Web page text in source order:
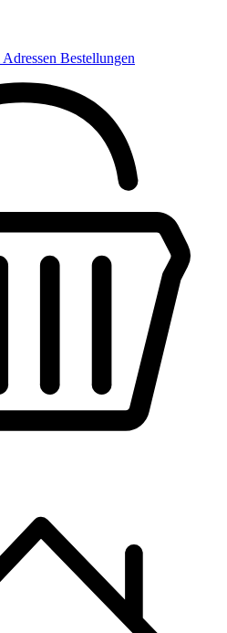
Adressen Bestellungen